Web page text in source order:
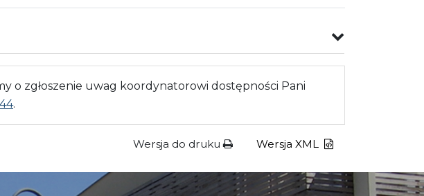
zgłoszenie uwag koordynatorowi dostępności Pani
.
Wersja do druku Wersja XML